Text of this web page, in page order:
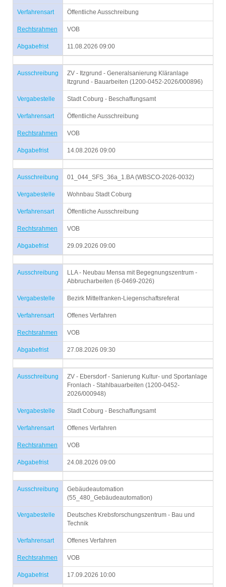
Verfahrensart Öffentliche Ausschreibung
Rechtsrahmen VOB
Abgabefrist 11.08.2026 09:00
Ausschreibung
ZV - Itzgrund - Generalsanierung Kläranlage
Itzgrund - Bauarbeiten (1200-0452-2026/000896)
Vergabestelle Stadt Coburg - Beschaffungsamt
Verfahrensart Öffentliche Ausschreibung
Rechtsrahmen VOB
Abgabefrist 14.08.2026 09:00
Ausschreibung 01_044_SFS_36a_1.BA (WBSCO-2026-0032)
Vergabestelle Wohnbau Stadt Coburg
Verfahrensart Öffentliche Ausschreibung
Rechtsrahmen VOB
Abgabefrist 29.09.2026 09:00
Ausschreibung
LLA - Neubau Mensa mit Begegnungszentrum -
Abbrucharbeiten (6-0469-2026)
Vergabestelle Bezirk Mittelfranken-Liegenschaftsreferat
Verfahrensart Offenes Verfahren
Rechtsrahmen VOB
Abgabefrist 27.08.2026 09:30
Ausschreibung
ZV - Ebersdorf - Sanierung Kultur- und Sportanlage
Fronlach - Stahlbauarbeiten (1200-0452-
2026/000948)
Vergabestelle Stadt Coburg - Beschaffungsamt
Verfahrensart Offenes Verfahren
Rechtsrahmen VOB
Abgabefrist 24.08.2026 09:00
Ausschreibung
Gebäudeautomation
(55_480_Gebäudeautomation)
Vergabestelle
Deutsches Krebsforschungszentrum - Bau und
Technik
Verfahrensart Offenes Verfahren
Rechtsrahmen VOB
Abgabefrist 17.09.2026 10:00